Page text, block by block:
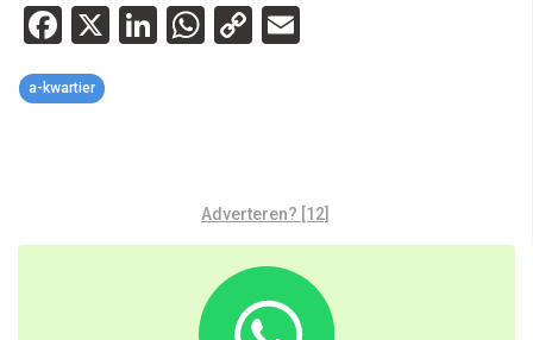
Facebook
X LinkedIn
WhatsApp
Copy
a-kwartier
Adverteren? [12]